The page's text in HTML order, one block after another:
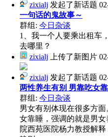
zixialj 发起了新话题
一句话的鬼故事～
群组: 今日杂谈
1、我一个人要乘出
去哪里？
zixialj 上传了新图片
zixialj 发起了新话题
两性养生有别 男靠吃女靠
群组: 今日杂谈
男女有别体现在很多方
女靠睡，强调的就是男
院西苑医院杨力教授解